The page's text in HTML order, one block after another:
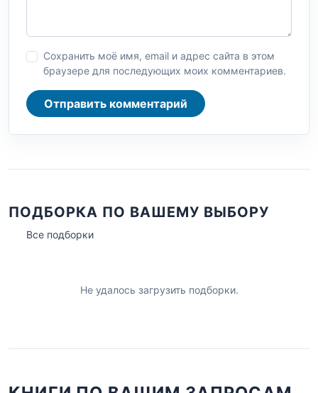
Сохранить моё имя, email и адрес сайта в этом
браузере для последующих моих комментариев.
Отправить комментарий
ПОДБОРКА ПО ВАШЕМУ ВЫБОРУ
Все подборки
Не удалось загрузить подборки.